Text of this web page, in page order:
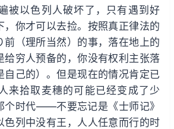
被以色列人破坏了，只有遇到好
，你才可以去捡。按照真正律法的
前（理所当然）的事，落在地上的
给穷人预备的，你没有权利主张落
自己的）。但是现在的情况肯定已
来拾取麦穗的可能已经变成了少
个时代——不要忘记是《士师记》
色列中没有王，人人任意而行的时